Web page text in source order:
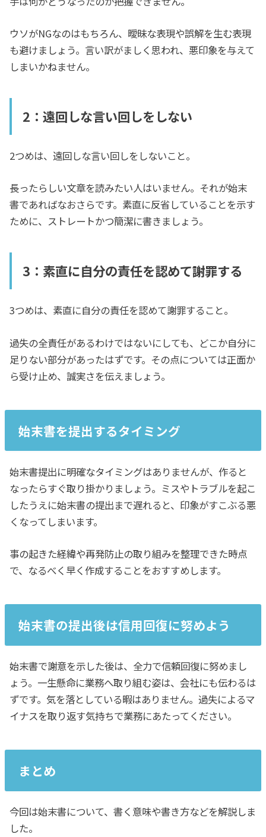
ウソがNGなのはもちろん、曖昧な表現や誤解を生む表現
も避けましょう。言い訳がましく思われ、悪印象を与えて
しまいかねません。
2：遠回しな言い回しをしない
2つめは、遠回しな言い回しをしないこと。
長ったらしい文章を読みたい人はいません。それが始末
書であればなおさらです。素直に反省していることを示す
ために、ストレートかつ簡潔に書きましょう。
3：素直に自分の責任を認めて謝罪する
3つめは、素直に自分の責任を認めて謝罪すること。
過失の全責任があるわけではないにしても、どこか自分に
足りない部分があったはずです。その点については正面か
ら受け止め、誠実さを伝えましょう。
始末書を提出するタイミング
始末書提出に明確なタイミングはありませんが、作ると
なったらすぐ取り掛かりましょう。ミスやトラブルを起こ
したうえに始末書の提出まで遅れると、印象がすこぶる悪
くなってしまいます。
事の起きた経緯や再発防止の取り組みを整理できた時点
で、なるべく早く作成することをおすすめします。
始末書の提出後は信用回復に努めよう
始末書で謝意を示した後は、全力で信頼回復に努めまし
ょう。一生懸命に業務へ取り組む姿は、会社にも伝わるは
ずです。気を落としている暇はありません。過失によるマ
イナスを取り返す気持ちで業務にあたってください。
まとめ
今回は始末書について、書く意味や書き方などを解説しま
した。